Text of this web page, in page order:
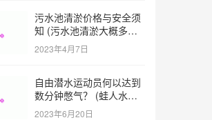
污水池清淤价格与安全须
知 (污水池清淤大概多少
一方)
2023年4月7日
自由潜水运动员何以达到
数分钟憋气？ (蛙人水下
憋气最长多久)
2023年6月20日